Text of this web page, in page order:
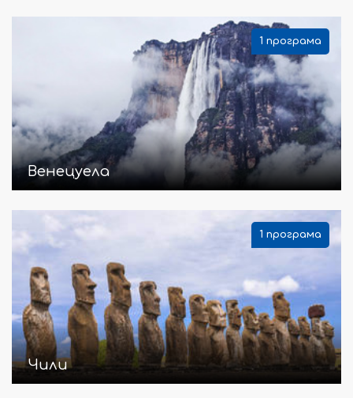
1 програма
Венецуела
1 програма
Чили